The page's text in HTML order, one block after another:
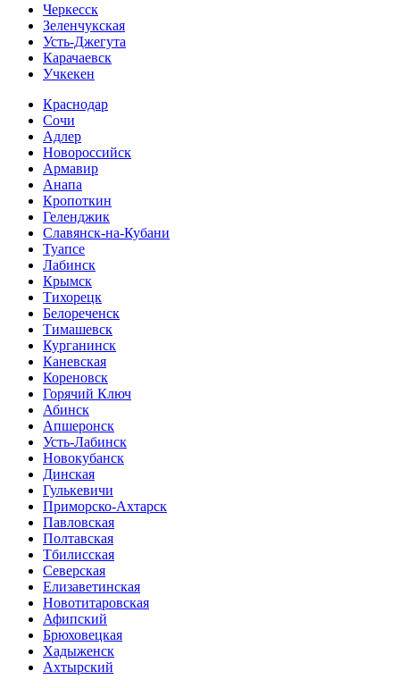
Черкесск
Зеленчукская
Усть-Джегута
Карачаевск
Учкекен
Краснодар
Сочи
Адлер
Новороссийск
Армавир
Анапа
Кропоткин
Геленджик
Славянск-на-Кубани
Туапсе
Лабинск
Крымск
Тихорецк
Белореченск
Тимашевск
Курганинск
Каневская
Кореновск
Горячий Ключ
Абинск
Апшеронск
Усть-Лабинск
Новокубанск
Динская
Гулькевичи
Приморско-Ахтарск
Павловская
Полтавская
Тбилисская
Северская
Елизаветинская
Новотитаровская
Афипский
Брюховецкая
Хадыженск
Ахтырский